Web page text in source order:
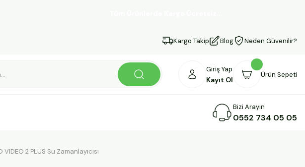
Kargo Takip Blog Neden Güvenilir?
Giriş Yap
Kayıt Ol
Ürün Sepeti
Bizi Arayın
0552 734 05 05
2 PLUS Su Zamanlayıcısı